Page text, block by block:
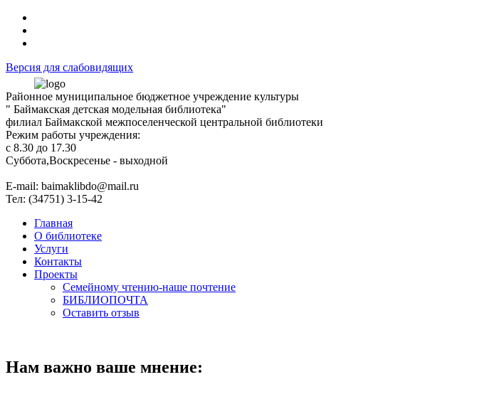
Версия для слабовидящих
Районное муниципальное бюджетное учреждение культуры
" Баймакская детская модельная библиотека"
филиал Баймакской межпоселенческой центральной библиотеки
Режим работы учреждения:
с 8.30 до 17.30
Суббота,Воскресенье - выходной
Е-mail: baimaklibdo@mail.ru
Тел: (34751) 3-15-42
Главная
О библиотеке
Услуги
Контакты
Проекты
Семейному чтению-наше почтение
БИБЛИОПОЧТА
Оставить отзыв
Нам важно ваше мнение: